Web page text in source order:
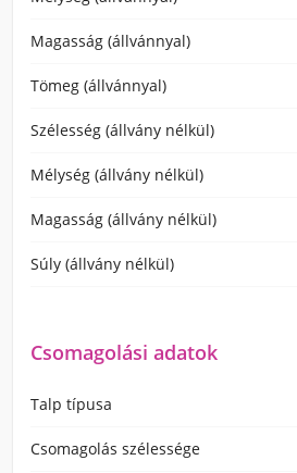
Magasság (állvánnyal)
Tömeg (állvánnyal)
Szélesség (állvány nélkül)
Mélység (állvány nélkül)
Magasság (állvány nélkül)
Súly (állvány nélkül)
Csomagolási adatok
Talp típusa
Csomagolás szélessége